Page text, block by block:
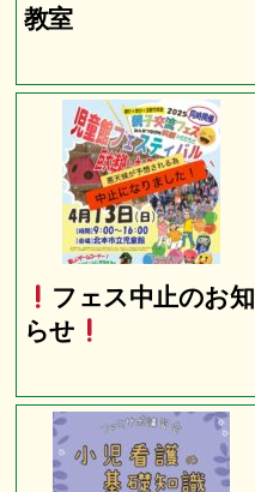
教室
フェス中止のお知
らせ